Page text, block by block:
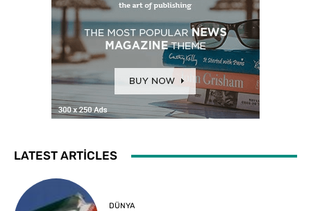
LATEST ARTICLES
DÜNYA